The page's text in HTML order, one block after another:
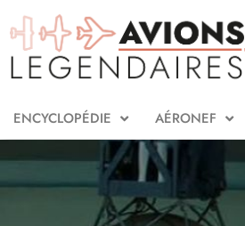
ENCYCLOPÉDIE AÉRONEF